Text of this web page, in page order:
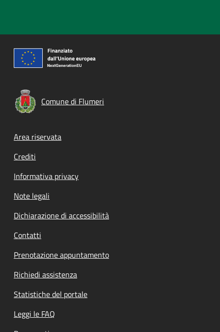
Comune di Flumeri
Footer menu
Area riservata
Crediti
Informativa privacy
Note legali
Dichiarazione di accessibilità
Contatti
Prenotazione appuntamento
Richiedi assistenza
Statistiche del portale
Leggi le FAQ